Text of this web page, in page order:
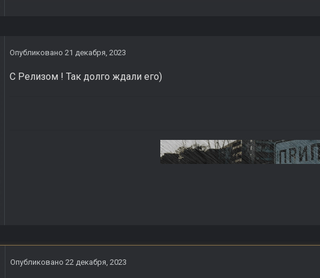
Опубликовано 21 декабря, 2023
С Релизом ! Так долго ждали его)
Опубликовано 22 декабря, 2023